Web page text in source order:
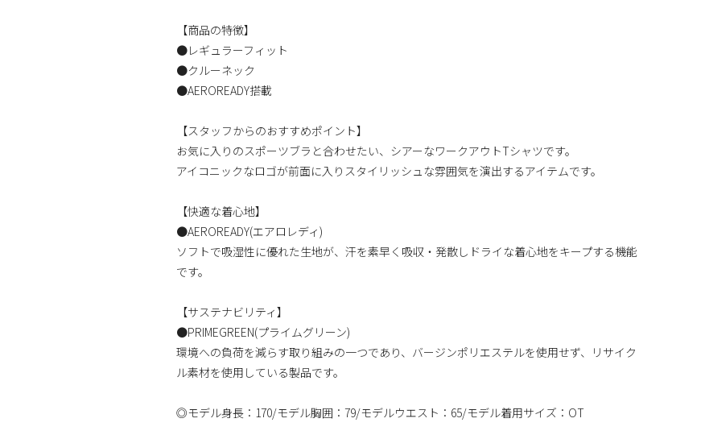
【商品の特徴】
●レギュラーフィット
●クルーネック
●AEROREADY搭載
【スタッフからのおすすめポイント】
お気に入りのスポーツブラと合わせたい、シアーなワークアウトTシャツです。
アイコニックなロゴが前面に入りスタイリッシュな雰囲気を演出するアイテムです。
【快適な着心地】
●AEROREADY(エアロレディ)
ソフトで吸湿性に優れた生地が、汗を素早く吸収・発散しドライな着心地をキープする機能
です。
【サステナビリティ】
●PRIMEGREEN(プライムグリーン)
環境への負荷を減らす取り組みの一つであり、バージンポリエステルを使用せず、リサイク
ル素材を使用している製品です。
◎モデル身長：170/モデル胸囲：79/モデルウエスト：65/モデル着用サイズ：OT